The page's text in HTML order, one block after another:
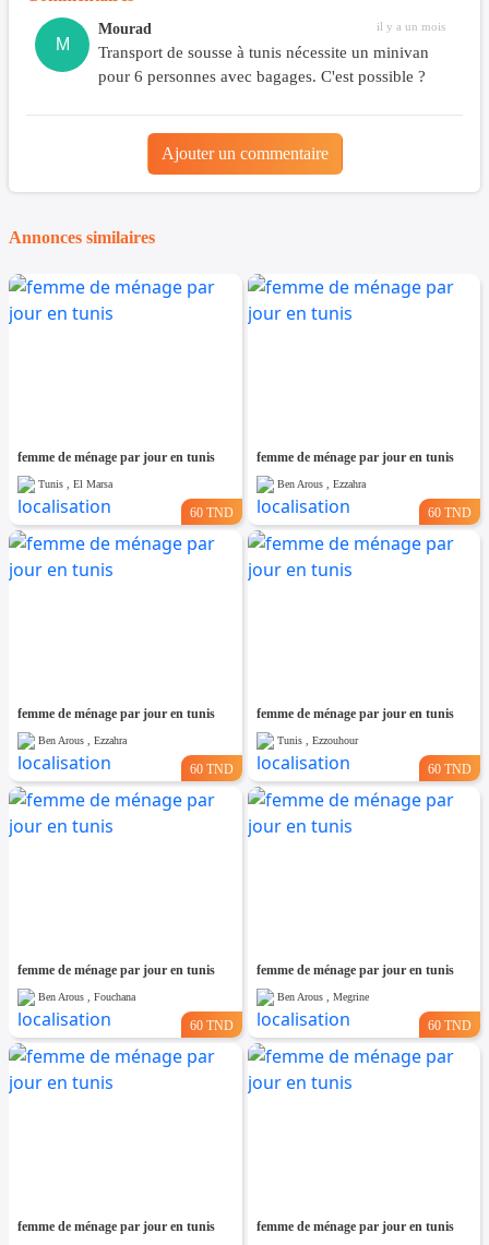
M
Mourad il y a un mois
Transport de sousse à tunis nécessite un minivan
pour 6 personnes avec bagages. C'est possible ?
Ajouter un commentaire
Annonces similaires
femme de ménage par jour en tunis
Tunis , El Marsa
60 TND
femme de ménage par jour en tunis
Ben Arous , Ezzahra
60 TND
femme de ménage par jour en tunis
Ben Arous , Ezzahra
60 TND
femme de ménage par jour en tunis
Tunis , Ezzouhour
60 TND
femme de ménage par jour en tunis
Ben Arous , Fouchana
60 TND
femme de ménage par jour en tunis
Ben Arous , Megrine
60 TND
femme de ménage par jour en tunis femme de ménage par jour en tunis